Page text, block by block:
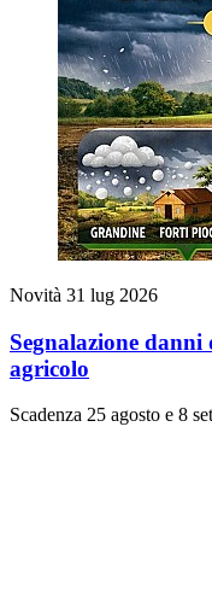
Novità 31 lug 2026
Segnalazione
agricolo
Scadenza 25 agosto e 8